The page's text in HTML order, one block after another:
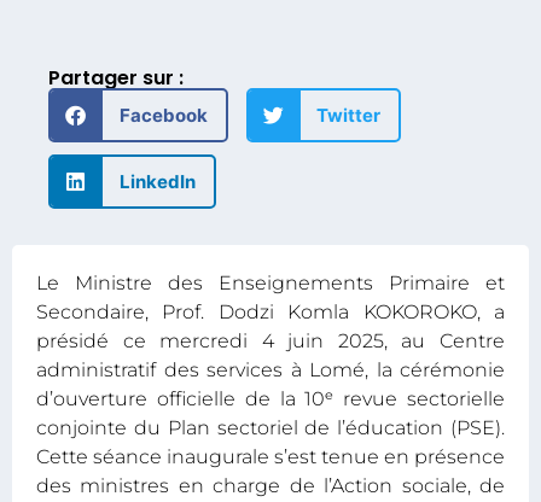
Partager sur :
Facebook Twitter
LinkedIn
Le Ministre des Enseignements Primaire et
Secondaire, Prof. Dodzi Komla KOKOROKO, a
présidé ce mercredi 4 juin 2025, au Centre
administratif des services à Lomé, la cérémonie
d’ouverture officielle de la 10ᵉ revue sectorielle
conjointe du Plan sectoriel de l’éducation (PSE).
Cette séance inaugurale s’est tenue en présence
des ministres en charge de l’Action sociale, de